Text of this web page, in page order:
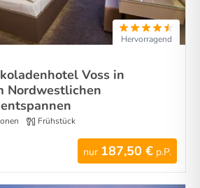
Hervorragend
Voss in
Nordwestlichen
Frühstück
nur 187,50 € p.P.